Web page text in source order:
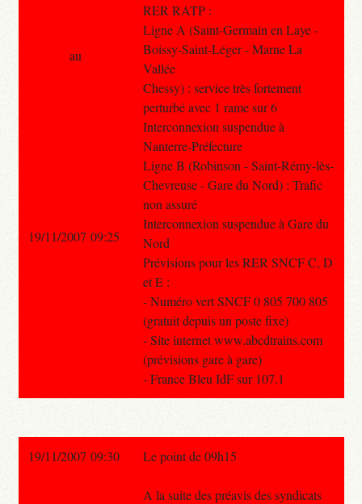
RER RATP :
Ligne A (Saint-Germain en Laye -
Boissy-Saint-Léger - Marne La
Vallée
Chessy) : service très fortement
perturbé avec 1 rame sur 6
Interconnexion suspendue à
Nanterre-Préfecture
Ligne B (Robinson - Saint-Rémy-lès-
Chevreuse - Gare du Nord) : Trafic
non assuré
Interconnexion suspendue à Gare du
Nord
Prévisions pour les RER SNCF C, D
et E :
- Numéro vert SNCF 0 805 700 805
(gratuit depuis un poste fixe)
- Site internet www.abcdtrains.com
(prévisions gare à gare)
- France Bleu IdF sur 107.1
au
19/11/2007 09:25
19/11/2007 09:30 Le point de 09h15
A la suite des préavis des syndicats